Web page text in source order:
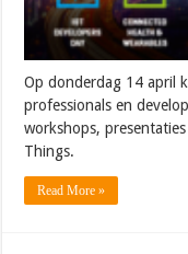
Op donderdag 14 april
professionals en
workshops,
Things.
Read More »